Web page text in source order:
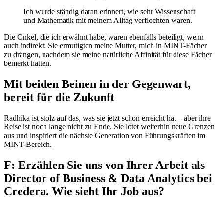
Ich wurde ständig daran erinnert, wie sehr Wissenschaft
und Mathematik mit meinem Alltag verflochten waren.
Die Onkel, die ich erwähnt habe, waren ebenfalls beteiligt, wenn
auch indirekt: Sie ermutigten meine Mutter, mich in MINT-Fächer
zu drängen, nachdem sie meine natürliche Affinität für diese Fächer
bemerkt hatten.
Mit beiden Beinen in der Gegenwart,
bereit für die Zukunft
Radhika ist stolz auf das, was sie jetzt schon erreicht hat – aber ihre
Reise ist noch lange nicht zu Ende. Sie lotet weiterhin neue Grenzen
aus und inspiriert die nächste Generation von Führungskräften im
MINT-Bereich.
F: Erzählen Sie uns von Ihrer Arbeit als
Director of Business & Data Analytics bei
Credera. Wie sieht Ihr Job aus?